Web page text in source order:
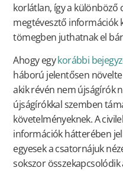
korlátlan, így a különböző
megtévesztő információk
tömegben juthatnak el
Ahogy egykorábbi
háború jelentősen
akik révén nem újságírók
újságírókkal szemben
követelményeknek. A
információk hátterében
egyesek a csatornájuk
sokszor összekapcsolódik